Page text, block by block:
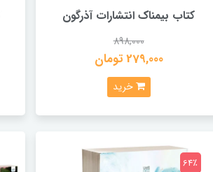
کتاب بیمناک انتشارات آذرگون
898,000
279,000 تومان
خرید
64٪